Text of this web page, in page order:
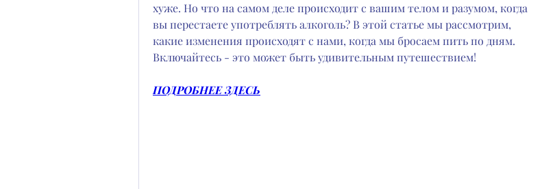
хуже. Но что на самом деле происходит с вашим телом и разумом, когда
вы перестаете употреблять алкоголь? В этой статье мы рассмотрим,
какие изменения происходят с нами, когда мы бросаем пить по дням.
Включайтесь - это может быть удивительным путешествием!
ПОДРОБНЕЕ ЗДЕСЬ